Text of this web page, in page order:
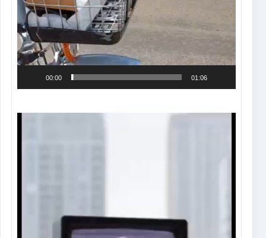
00:00 01:06